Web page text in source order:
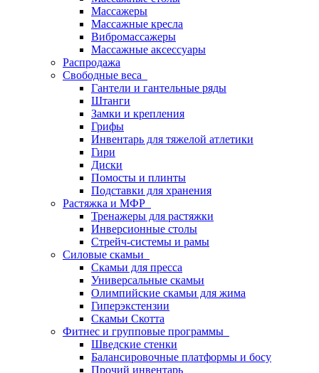
Массажеры
Массажные кресла
Вибромассажеры
Массажные аксессуары
Распродажа
Свободные веса
Гантели и гантельные ряды
Штанги
Замки и крепления
Грифы
Инвентарь для тяжелой атлетики
Гири
Диски
Помосты и плинты
Подставки для хранения
Растяжка и МФР
Тренажеры для растяжки
Инверсионные столы
Стрейч-системы и рамы
Силовые скамьи
Скамьи для пресса
Универсальные скамьи
Олимпийские скамьи для жима
Гиперэкстензии
Скамьи Скотта
Фитнес и групповые программы
Шведские стенки
Балансировочные платформы и босу
Прочий инвентарь